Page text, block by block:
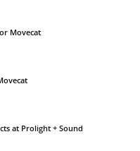
Movecat
at Prolight + Sound